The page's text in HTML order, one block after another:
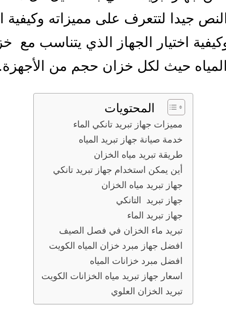
جيدا لتتعرف على مميزاته وكيفية
اختيار الجهاز الذي يتناسب مع
المياه حيث لكل خزان حجم من الأجهزة.
المحتويات
مميزات جهاز تبريد تانكي الماء
خدمة صيانة جهاز تبريد المياه
طريقة تبريد مياه الخزان
أين يمكن استخدام جهاز تبريد تانكي
جهاز تبريد مياه الخزان
جهاز تبريد التانكي
جهاز تبريد الماء
تبريد ماء الخزان في فصل الصيف
افضل جهاز مبرد خزان المياه الكويت
افضل مبرد خزانات المياه
اسعار جهاز تبريد مياه الخزانات الكويت
تبريد الخزان العلوي